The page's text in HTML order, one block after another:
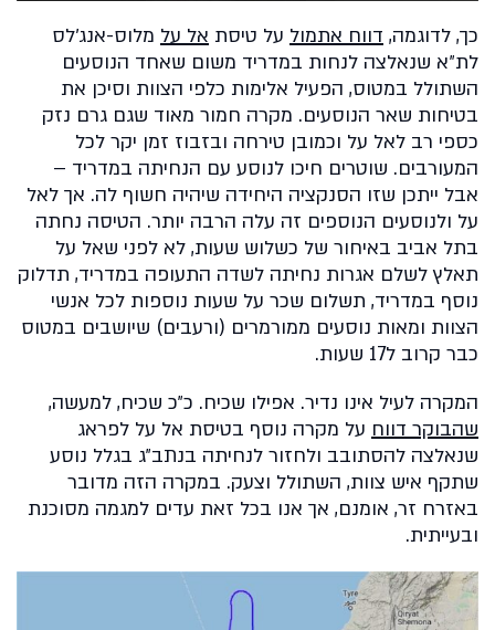
כך, לדוגמה, דווח אתמול על טיסת אל על מלוס-אנג׳לס
לת״א שנאלצה לנחות במדריד משום שאחד הנוסעים
השתולל במטוס, הפעיל אלימות כלפי הצוות וסיכן את
בטיחות שאר הנוסעים. מקרה חמור מאוד שגם גרם נזק
כספי רב לאל על וכמובן טירחה ובזבוז זמן יקר לכל
המעורבים. שוטרים חיכו לנוסע עם הנחיתה במדריד –
אבל ייתכן שזו הסנקציה היחידה שיהיה חשוף לה. אך לאל
על ולנוסעים הנוספים זה עלה הרבה יותר. הטיסה נחתה
בתל אביב באיחור של כשלוש שעות, לא לפני שאל על
תאלץ לשלם אגרות נחיתה לשדה התעופה במדריד, תדלוק
נוסף במדריד, תשלום שכר על שעות נוספות לכל אנשי
הצוות ומאות נוסעים ממורמרים (ורעבים) שיושבים במטוס
כבר קרוב ל17 שעות.
המקרה לעיל אינו נדיר. אפילו שכיח. כ״כ שכיח, למעשה,
שהבוקר דווח על מקרה נוסף בטיסת אל על לפראג
שנאלצה להסתובב ולחזור לנחיתה בנתב״ג בגלל נוסע
שתקף איש צוות, השתולל וצעק. במקרה הזה מדובר
באזרח זר, אומנם, אך אנו בכל זאת עדים למגמה מסוכנת
ובעייתית.